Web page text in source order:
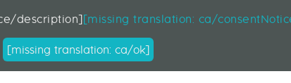
description][missing translation: ca/
[missing translation: ca/ok]